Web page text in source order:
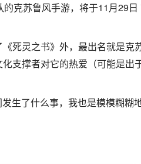
克苏鲁风手游，将于11月29日
死灵之书》外，最出名就是克
支撑者对它的热爱（可能是出
生了什么事，我也是模模糊糊